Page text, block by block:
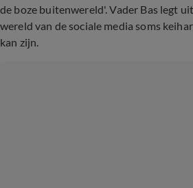
de boze buitenwereld'. Vader Bas legt
wereld van de sociale media soms
kan zijn.